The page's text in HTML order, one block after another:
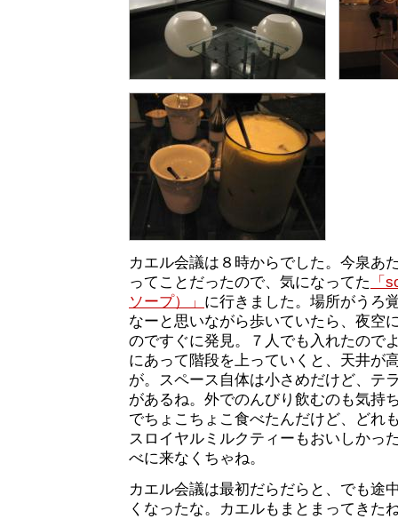
カエル会議は８時からでした。今泉あ
ってことだったので、気になってた
「
ソープ）」 に行きました。場所がうろ
なーと思いながら歩いていたら、夜空
のですぐに発見。７人でも入れたので
にあって階段を上っていくと、天井が
が。スペース自体は小さめだけど、テ
があるね。外でのんびり飲むのも気持
でちょこちょこ食べたんだけど、どれ
スロイヤルミルクティーもおいしかっ
べに来なくちゃね。
カエル会議は最初だらだらと、でも途
くなったな。カエルもまとまってきた